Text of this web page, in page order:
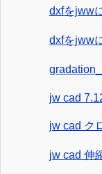
dxfをjww
dxfをjww
jw cad
jw cad ク
jw cad 伸